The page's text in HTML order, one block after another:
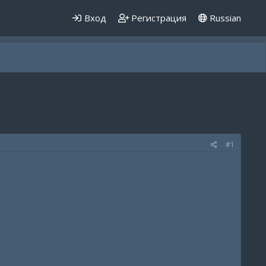
Вход Регистрация Russian
#1